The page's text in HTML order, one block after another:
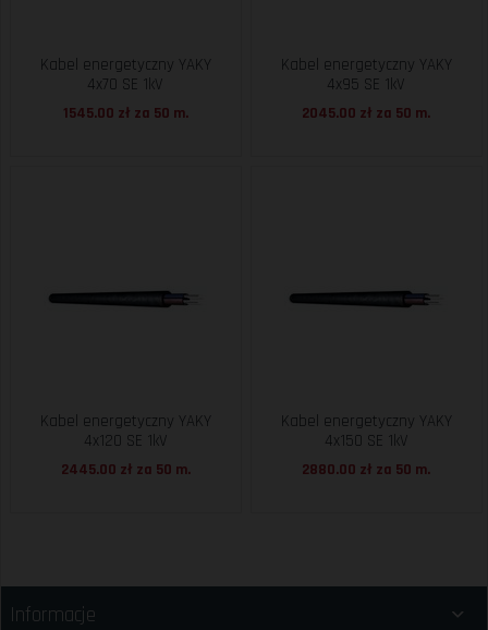
Kabel energetyczny YAKY
4x70 SE 1kV
1545.00 zł za 50 m.
Kabel energetyczny YAKY
4x95 SE 1kV
2045.00 zł za 50 m.
Kabel energetyczny YAKY
4x120 SE 1kV
2445.00 zł za 50 m.
Kabel energetyczny YAKY
4x150 SE 1kV
2880.00 zł za 50 m.
Informacje